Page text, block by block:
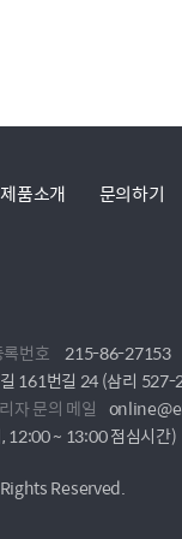
제품소개 문의하기
번호 215-86-27153
161번길 24 (삼리
자 문의 메일
12:00 ~ 13:00 점심시간)
Reserved.